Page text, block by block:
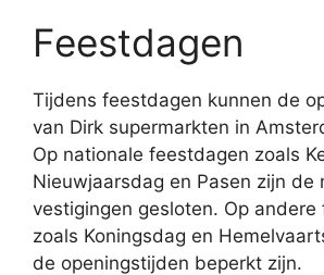
Feestdagen
Tijdens feestdagen kunnen de
van Dirk supermarkten in
Op nationale feestdagen zoals
Nieuwjaarsdag en Pasen zijn de
vestigingen gesloten. Op andere
zoals Koningsdag en
de openingstijden beperkt zijn.